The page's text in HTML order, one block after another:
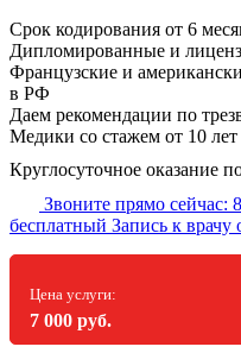
Срок кодирования от 6
Дипломированные и
Французские и
в РФ
Даем рекомендации по
Медики со стажем от 10 лет
Круглосуточное оказание
Звоните прямо сейчас:
бесплатный Запись к врачу
Цена услуги:
7 000 руб.